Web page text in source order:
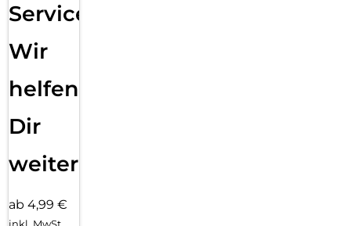
Service:
Wir
helfen
Dir
weiter
ab 4,99 €